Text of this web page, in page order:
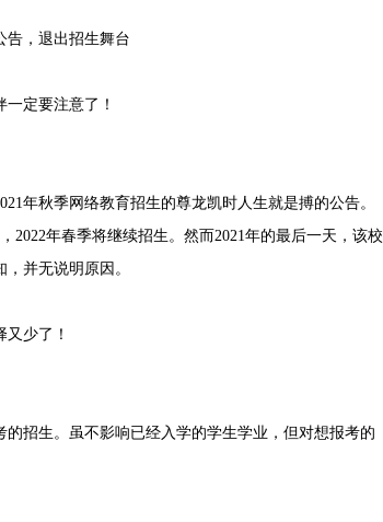
，退出招生舞台
定要注意了！
年秋季网络教育招生的尊龙凯时人生就是搏的公告。
年春季将继续招生。然而2021年的最后一天，该校
并无说明原因。
少了！
招生。虽不影响已经入学的学生学业，但对想报考的